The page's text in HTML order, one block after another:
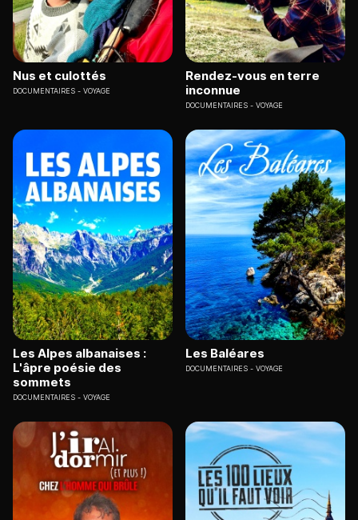
Nus et culottés
DOCUMENTAIRES VOYAGE
Rendez-vous en terre
inconnue
DOCUMENTAIRES VOYAGE
Les Alpes albanaises :
L'âpre poésie des
sommets
DOCUMENTAIRES VOYAGE
Les Baléares
DOCUMENTAIRES VOYAGE